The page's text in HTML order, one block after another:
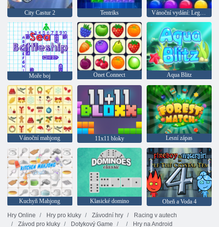
City Castur 2 Tentriks Vánoční vydání: Legrační bubliny
Moře boj Onet Connect Aqua Blitz
Vánoční mahjong 11x11 bloky Lesní zápas
Kuchyň Mahjong Klasické domino
Oheň a Voda 4
Hry Online
Hry pro kluky Závodní hry
Racing v autech
Závod pro kluky
Dotykový Game Hry na Android